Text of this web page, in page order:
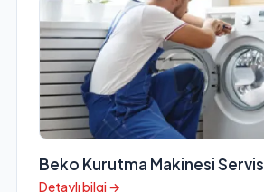
Beko Kurutma Makinesi
Detaylı bilgi →